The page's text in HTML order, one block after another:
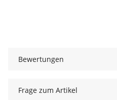
Bewertungen
Frage zum Artikel